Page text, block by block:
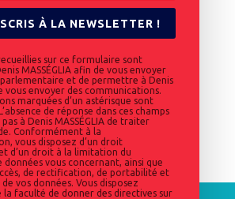
priorités, il me semble
important de revenir
sur un…
à…
À LA NEWSLETTER !
sur ce formulaire sont
MASSÉGLIA afin de vous envoyer
et de permettre à Denis
vous envoyer des communications.
marquées d’un astérisque sont
de réponse dans ces champs
à Denis MASSÉGLIA de traiter
Conformément à la
vous disposez d’un droit
d’un droit à la limitation du
vous concernant, ainsi que
de rectification, de portabilité et
vos données. Vous disposez
la faculté de donner des directives sur